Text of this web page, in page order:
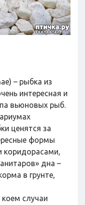
– рыбка из
интересная и
вьюновых рыб.
ценятся за
формы
коридорасами,
дна –
в грунте,
случаи